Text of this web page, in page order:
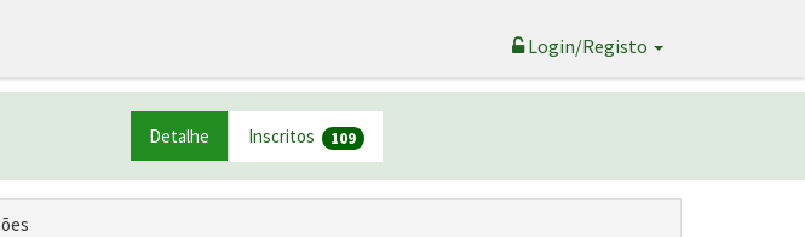
Login/Registo
Detalhe Inscritos 109